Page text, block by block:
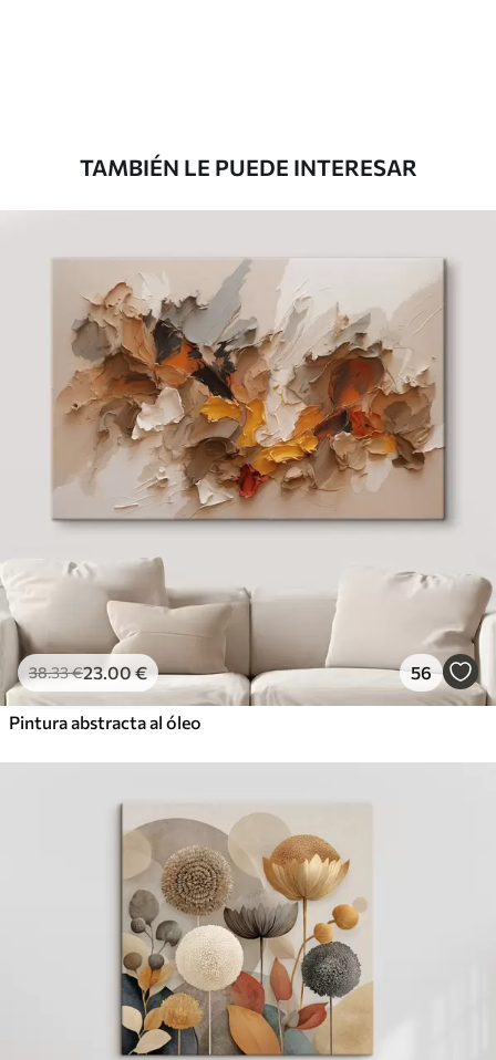
TAMBIÉN LE PUEDE INTERESAR
38.33€23.00€ 56
Pintura abstracta al óleo